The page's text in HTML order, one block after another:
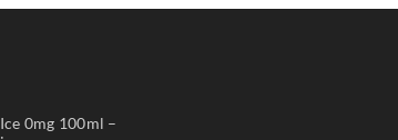
0mg 100ml –